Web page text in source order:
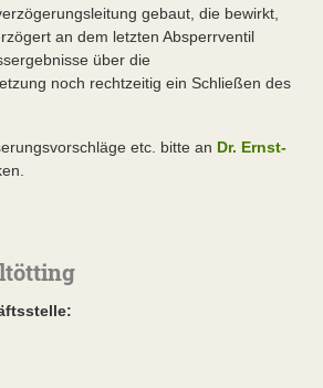
gebaut, die bewirkt,
an dem letzten Absperrventil
über die
noch rechtzeitig ein Schließen des
etc. bitte an Dr. Ernst-